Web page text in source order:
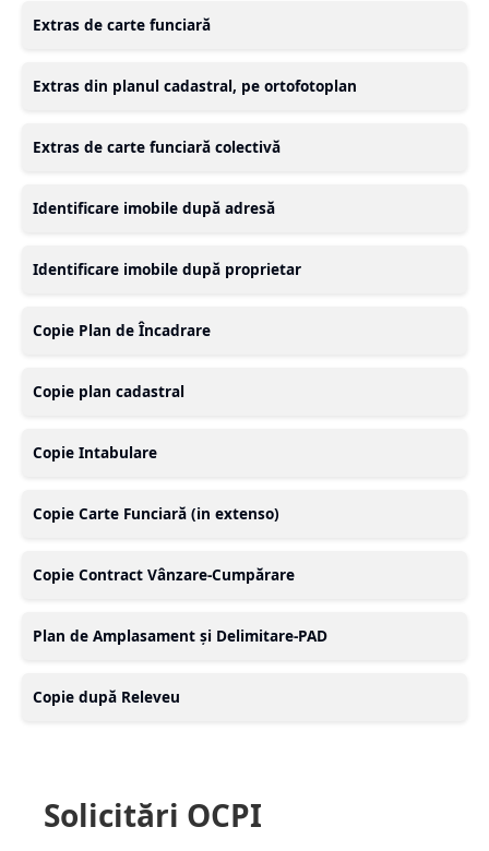
Extras de carte funciară
Extras din planul cadastral, pe ortofotoplan
Extras de carte funciară colectivă
Identificare imobile după adresă
Identificare imobile după proprietar
Copie Plan de Încadrare
Copie plan cadastral
Copie Intabulare
Copie Carte Funciară (in extenso)
Copie Contract Vânzare-Cumpărare
Plan de Amplasament și Delimitare-PAD
Copie după Releveu
Solicitări OCPI